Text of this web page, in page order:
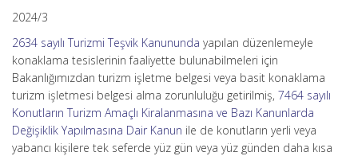
2024/3
2634 sayılı Turizmi Teşvik Kanununda yapılan düzenlemeyle
konaklama tesislerinin faaliyette bulunabilmeleri için
Bakanlığımızdan turizm işletme belgesi veya basit konaklama
turizm işletmesi belgesi alma zorunluluğu getirilmiş, 7464 sayılı
Konutların Turizm Amaçlı Kiralanmasına ve Bazı Kanunlarda
Değişiklik Yapılmasına Dair Kanun ile de konutların yerli veya
yabancı kişilere tek seferde yüz gün veya yüz günden daha kısa